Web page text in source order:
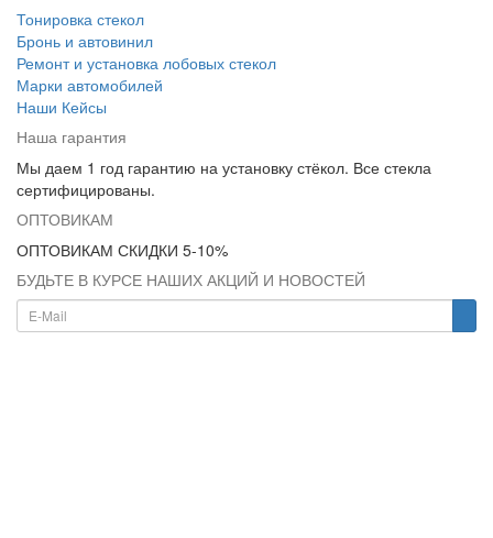
Тонировка стекол
Бронь и автовинил
Ремонт и установка лобовых стекол
Марки автомобилей
Наши Кейсы
Наша гарантия
Мы даем 1 год гарантию на установку стёкол. Все стекла
сертифицированы.
ОПТОВИКАМ
ОПТОВИКАМ СКИДКИ 5-10%
БУДЬТЕ В КУРСЕ НАШИХ АКЦИЙ И НОВОСТЕЙ